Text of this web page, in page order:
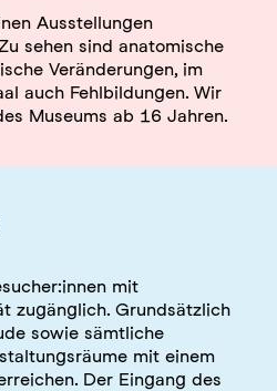
Ausstellungen
sehen sind anatomische
Veränderungen, im
auch Fehlbildungen. Wir
Museums ab 16 Jahren.
mit
zugänglich. Grundsätzlich
sowie sämtliche
mit einem
Der Eingang des